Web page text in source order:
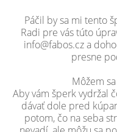
Páčil by sa mi tento
Radi pre vás túto
info@fabos.cz a
presne
Môžem
Aby vám šperk vydržal
dávať dole pred
potom, čo na seba